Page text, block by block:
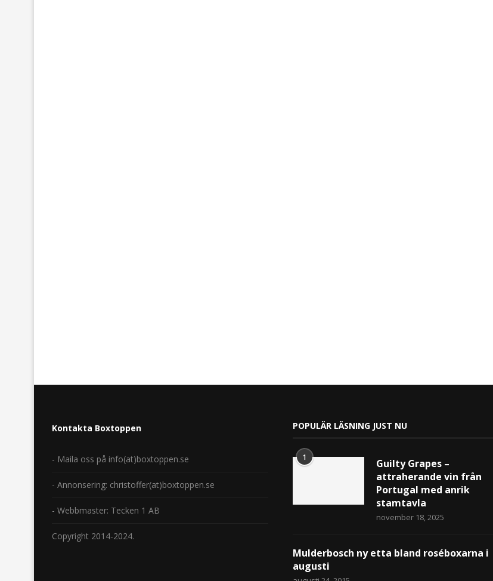
Kontakta Boxtoppen
- Maila oss på info(at)boxtoppen.se
- Annonsering: christoffer(at)boxtoppen.se
- Webbmaster: Tecken 1 AB
Copyright 2014-2024.
POPULÄR LÄSNING JUST NU
1
Guilty Grapes –
attraherande vin från
Portugal med anrik
stamtavla
november 18, 2025
Mulderbosch ny etta bland roséboxarna i
augusti